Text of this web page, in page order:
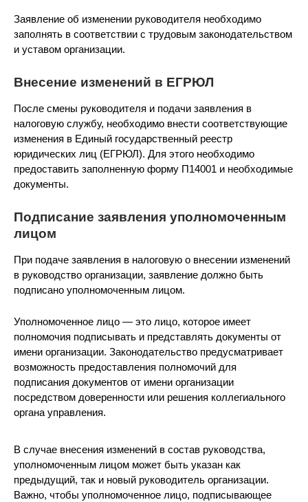
Заявление об изменении руководителя необходимо
заполнять в соответствии с трудовым законодательством
и уставом организации.
Внесение изменений в ЕГРЮЛ
После смены руководителя и подачи заявления в
налоговую службу, необходимо внести соответствующие
изменения в Единый государственный реестр
юридических лиц (ЕГРЮЛ). Для этого необходимо
предоставить заполненную форму П14001 и необходимые
документы.
Подписание заявления уполномоченным
лицом
При подаче заявления в налоговую о внесении изменений
в руководство организации, заявление должно быть
подписано уполномоченным лицом.
Уполномоченное лицо — это лицо, которое имеет
полномочия подписывать и представлять документы от
имени организации. Законодательство предусматривает
возможность предоставления полномочий для
подписания документов от имени организации
посредством доверенности или решения коллегиального
органа управления.
В случае внесения изменений в состав руководства,
уполномоченным лицом может быть указан как
предыдущий, так и новый руководитель организации.
Важно, чтобы уполномоченное лицо, подписывающее